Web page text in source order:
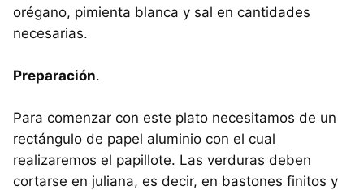
orégano, pimienta blanca y sal en cantidades
necesarias.
Preparación.
Para comenzar con este plato necesitamos de un
rectángulo de papel aluminio con el cual
realizaremos el papillote. Las verduras deben
cortarse en juliana, es decir, en bastones finitos y